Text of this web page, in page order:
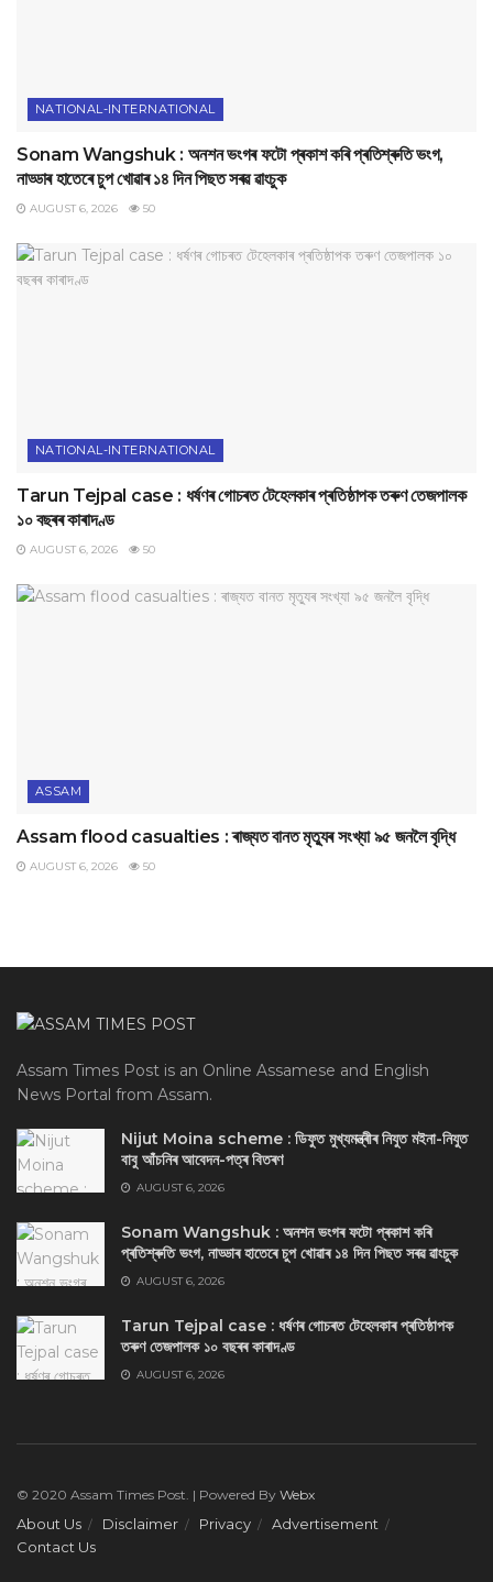
NATIONAL-INTERNATIONAL
Sonam Wangshuk : অনশন ভংগৰ ফটো প্ৰকাশ কৰি প্ৰতিশ্ৰুতি ভংগ,
নাড্ডাৰ হাতেৰে চুপ খোৱাৰ ১৪ দিন পিছত সৰৱ ৱাংচুক
AUGUST 6, 2026 50
NATIONAL-INTERNATIONAL
Tarun Tejpal case : ধৰ্ষণৰ গোচৰত টেহেলকাৰ প্ৰতিষ্ঠাপক তৰুণ তেজপালক
১০ বছৰৰ কাৰাদণ্ড
AUGUST 6, 2026 50
ASSAM
Assam flood casualties : ৰাজ্যত বানত মৃত্যুৰ সংখ্যা ৯৫ জনলৈ বৃদ্ধি
AUGUST 6, 2026 50
Assam Times Post is an Online Assamese and English
News Portal from Assam.
Nijut Moina scheme : ডিফুত মুখ্যমন্ত্ৰীৰ নিযুত মইনা-নিযুত
বাবু আঁচনিৰ আবেদন-পত্ৰ বিতৰণ
AUGUST 6, 2026
Sonam Wangshuk : অনশন ভংগৰ ফটো প্ৰকাশ কৰি
প্ৰতিশ্ৰুতি ভংগ, নাড্ডাৰ হাতেৰে চুপ খোৱাৰ ১৪ দিন পিছত সৰৱ ৱাংচুক
AUGUST 6, 2026
Tarun Tejpal case : ধৰ্ষণৰ গোচৰত টেহেলকাৰ প্ৰতিষ্ঠাপক
তৰুণ তেজপালক ১০ বছৰৰ কাৰাদণ্ড
AUGUST 6, 2026
© 2020 Assam Times Post. | Powered By Webx
About Us Disclaimer Privacy
Advertisement
Contact Us